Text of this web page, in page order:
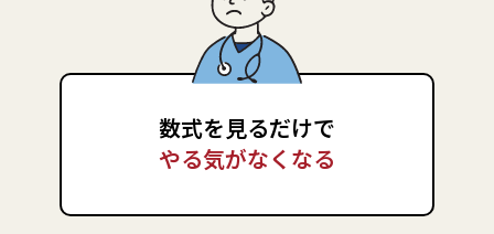
数式を見るだけで
やる気がなくなる